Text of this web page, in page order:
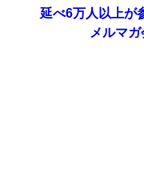
延べ6万人以上
メルマ